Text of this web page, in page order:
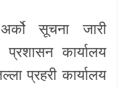
सूचना जारी
कार्यालय
प्रहरी कार्यालय